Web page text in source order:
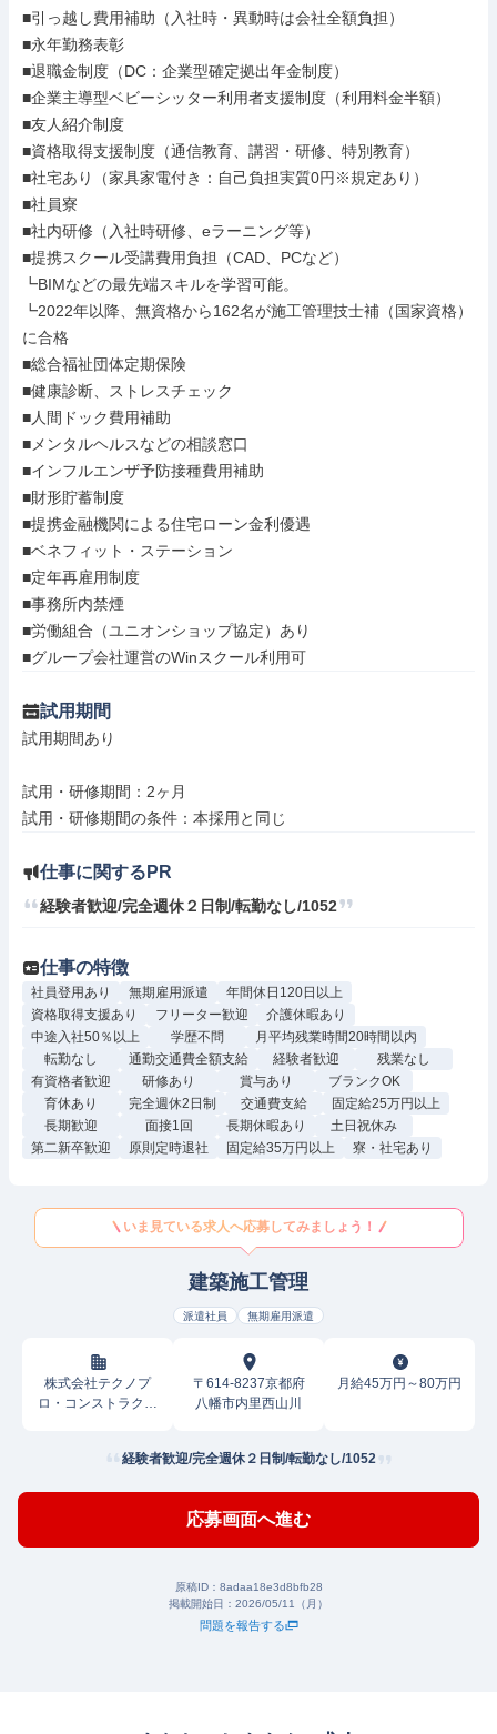
■引っ越し費用補助（入社時・異動時は会社全額負担）
■永年勤務表彰
■退職金制度（DC：企業型確定拠出年金制度）
■企業主導型ベビーシッター利用者支援制度（利用料金半額）
■友人紹介制度
■資格取得支援制度（通信教育、講習・研修、特別教育）
■社宅あり（家具家電付き：自己負担実質0円※規定あり）
■社員寮
■社内研修（入社時研修、eラーニング等）
■提携スクール受講費用負担（CAD、PCなど）
┗BIMなどの最先端スキルを学習可能。
┗2022年以降、無資格から162名が施工管理技士補（国家資格）
に合格
■総合福祉団体定期保険
■健康診断、ストレスチェック
■人間ドック費用補助
■メンタルヘルスなどの相談窓口
■インフルエンザ予防接種費用補助
■財形貯蓄制度
■提携金融機関による住宅ローン金利優遇
■ベネフィット・ステーション
■定年再雇用制度
■事務所内禁煙
■労働組合（ユニオンショップ協定）あり
■グループ会社運営のWinスクール利用可
試用期間
試用期間あり
試用・研修期間：2ヶ月
仕事に関するPR
経験者歓迎/完全週休２日制/転勤なし/1052
仕事の特徴
社員登用あり 無期雇用派遣
年間休日120日以上
資格取得支援あり
フリーター歓迎
介護休暇あり
中途入社50％以上
学歴不問
月平均残業時間20時間以内
転勤なし
通勤交通費全額支給 経験者歓迎
残業なし
有資格者歓迎
研修あり 賞与あり
ブランクOK
育休あり
完全週休2日制 交通費支給
固定給25万円以上
長期歓迎
面接1回 長期休暇あり
土日祝休み
第二新卒歓迎
原則定時退社 固定給35万円以上 寮・社宅あり
いま見ている求人へ応募してみましょう！
建築施工管理
派遣社員 無期雇用派遣
株式会社テクノプ
ロ・コンストラクシ
〒614-8237京都府
八幡市内里西山川
月給45万円～80万円
経験者歓迎/完全週休２日制/転勤なし/1052
応募画面へ進む
原稿ID： 8adaa18e3d8bfb28
掲載開始日： 2026/05/11（月）
問題を報告する